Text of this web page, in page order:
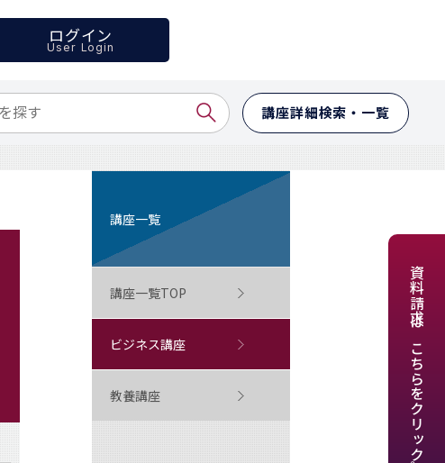
ログイン
User Login
講座詳細検索・一覧
資料請求はこちらをクリック
講座一覧
講座一覧TOP
ビジネス講座
教養講座